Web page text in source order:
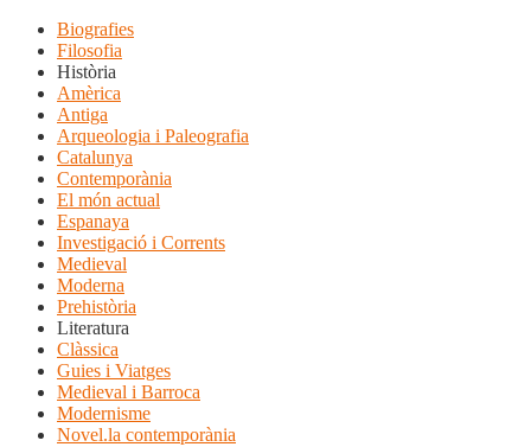
Biografies
Filosofia
Història
Amèrica
Antiga
Arqueologia i Paleografia
Catalunya
Contemporània
El món actual
Espanaya
Investigació i Corrents
Medieval
Moderna
Prehistòria
Literatura
Clàssica
Guies i Viatges
Medieval i Barroca
Modernisme
Novel.la contemporània